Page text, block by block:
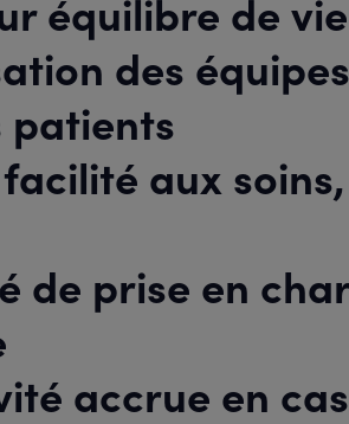
équilibre de vie
des équipes
patients
aux
de prise en
accrue en